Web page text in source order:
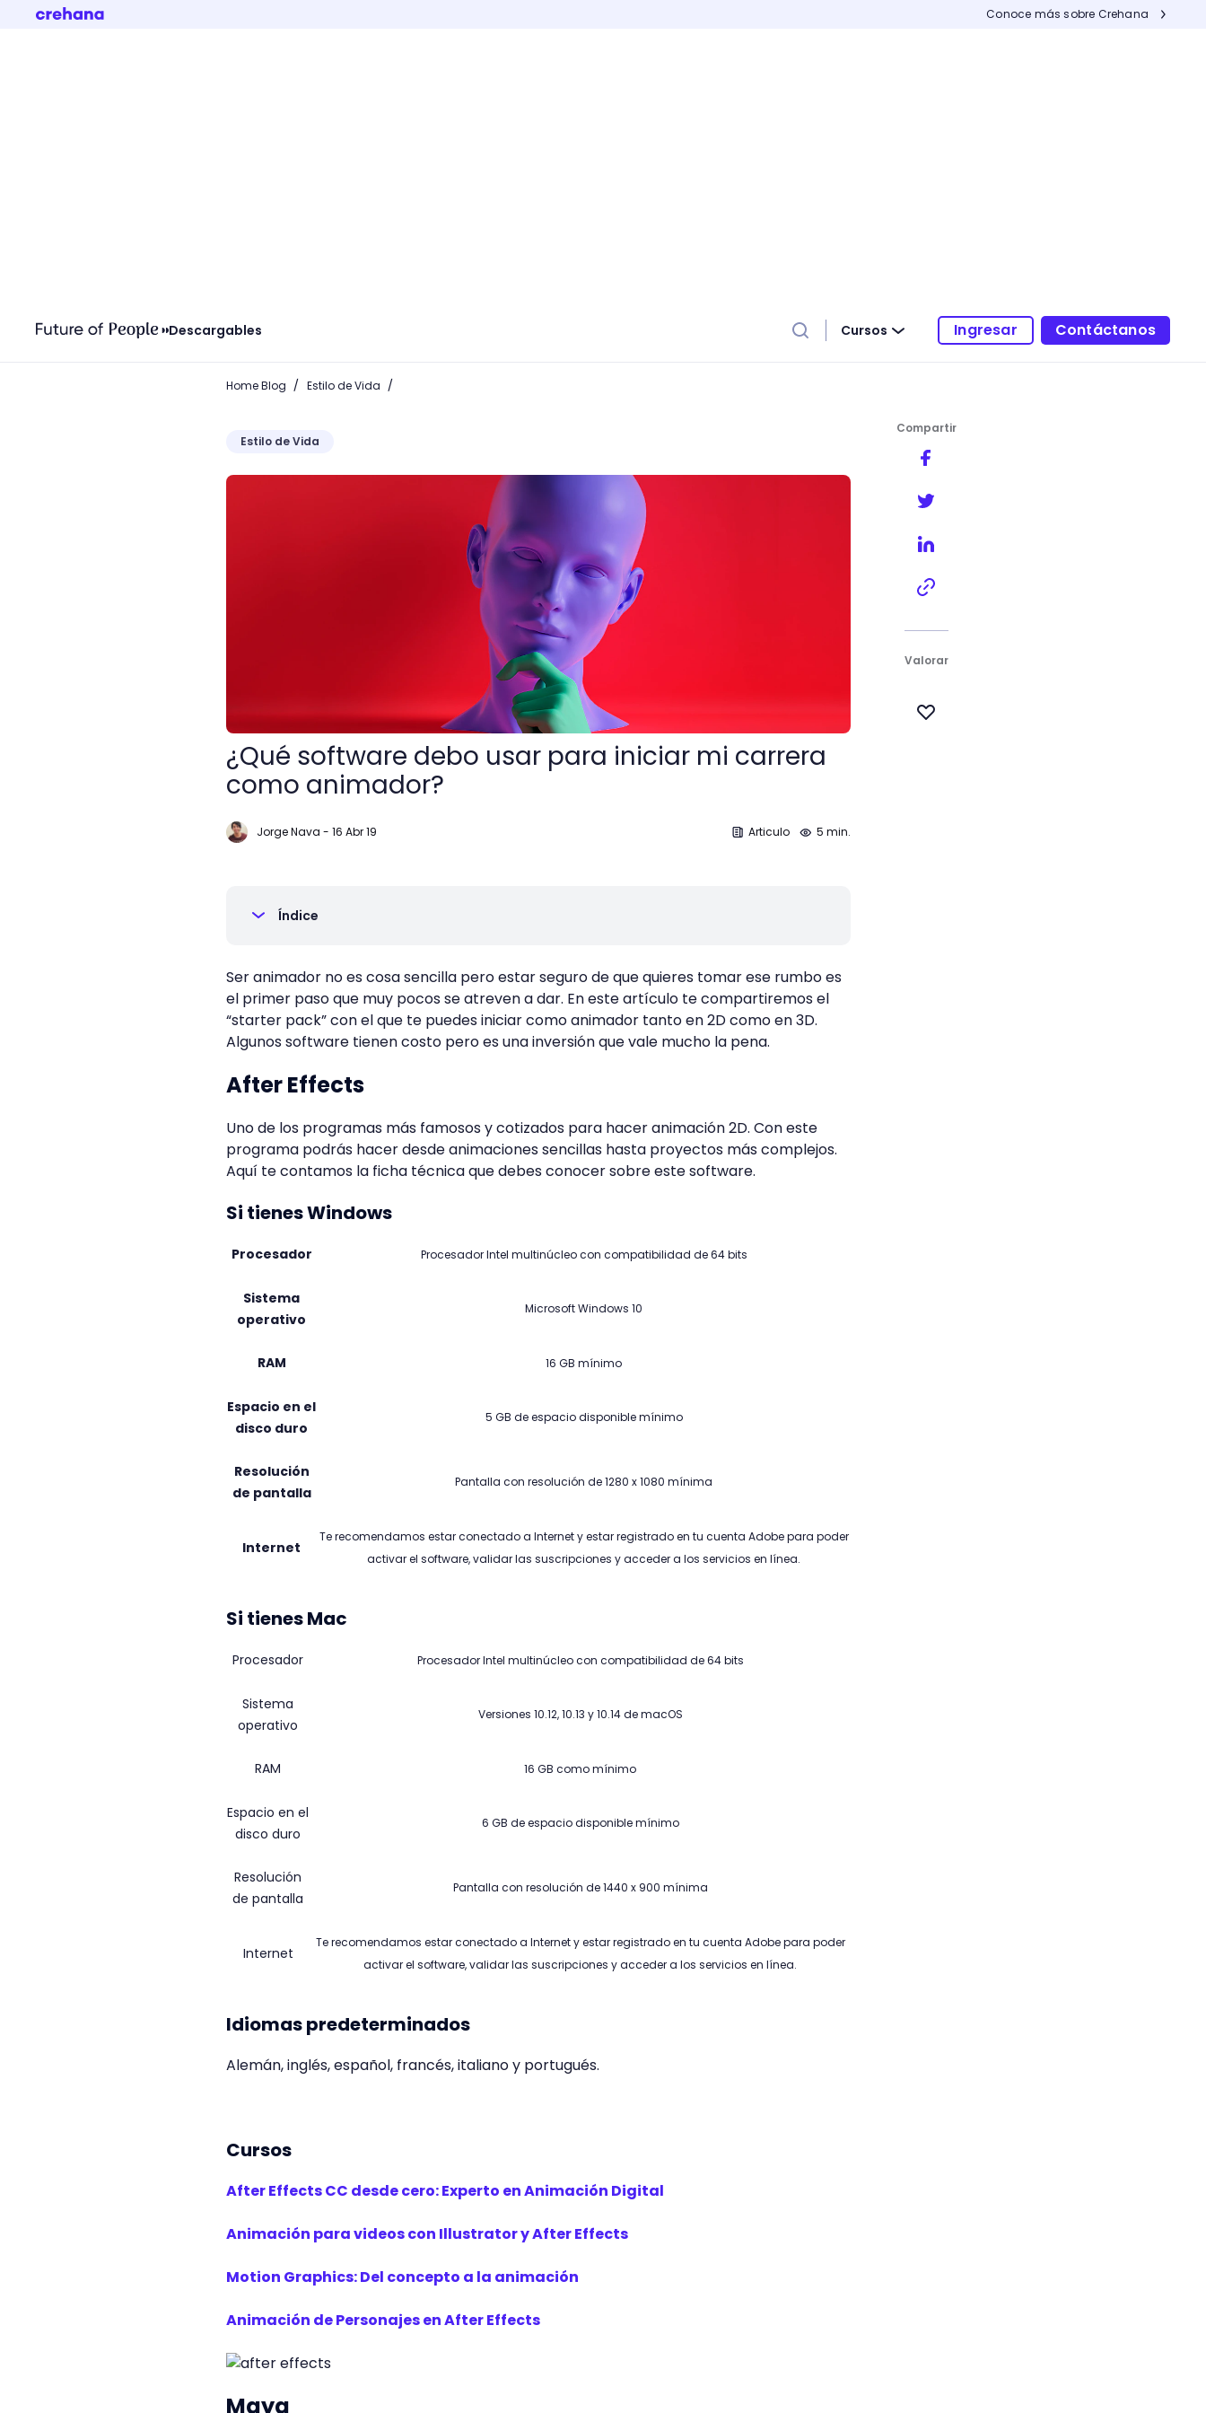
Conoce más sobre Crehana
Descargables Cursos Ingresar Contáctanos
Home Blog / Estilo de Vida /
Estilo de Vida
¿Qué software debo usar para iniciar mi carrera como animador?
¿Qué software debo usar para iniciar mi carrera
como animador?
Jorge Nava - 16 Abr 19 Articulo 5 min.
Índice
Ser animador no es cosa sencilla pero estar seguro de que quieres tomar ese rumbo es
el primer paso que muy pocos se atreven a dar. En este artículo te compartiremos el
“starter pack” con el que te puedes iniciar como animador tanto en 2D como en 3D.
Algunos software tienen costo pero es una inversión que vale mucho la pena.
After Effects
Uno de los programas más famosos y cotizados para hacer animación 2D. Con este
programa podrás hacer desde animaciones sencillas hasta proyectos más complejos.
Aquí te contamos la ficha técnica que debes conocer sobre este software.
Si tienes Windows
Procesador Procesador Intel multinúcleo con compatibilidad de 64 bits
Sistema
operativo
Microsoft Windows 10
RAM 16 GB mínimo
Espacio en el
disco duro
5 GB de espacio disponible mínimo
Resolución
de pantalla
Pantalla con resolución de 1280 x 1080 mínima
Internet
Te recomendamos estar conectado a Internet y estar registrado en tu cuenta Adobe para poder
activar el software, validar las suscripciones y acceder a los servicios en línea.
Si tienes Mac
Procesador Procesador Intel multinúcleo con compatibilidad de 64 bits
Sistema
operativo
Versiones 10.12, 10.13 y 10.14 de macOS
RAM 16 GB como mínimo
Espacio en el
disco duro
6 GB de espacio disponible mínimo
Resolución
de pantalla
Pantalla con resolución de 1440 x 900 mínima
Internet
Te recomendamos estar conectado a Internet y estar registrado en tu cuenta Adobe para poder
activar el software, validar las suscripciones y acceder a los servicios en línea.
Idiomas predeterminados
Alemán, inglés, español, francés, italiano y portugués.
Cursos
After Effects CC desde cero: Experto en Animación Digital
Animación para videos con Illustrator y After Effects
Motion Graphics: Del concepto a la animación
Animación de Personajes en After Effects
Maya
Compartir
Valorar